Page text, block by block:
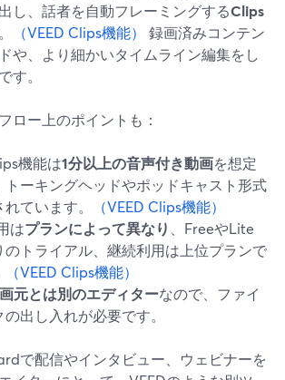
し、話者を自動フレーミングするClips
（VEED Clips機能）
録画済みコンテン
や、より細かいタイムライン編集をし
す。
ロー上のポイントも：
機能は1分以上の音声付き動画を想定
トーキングヘッドやポッドキャスト形式
ています。
（VEED Clips機能）
はプランによって異なり
、FreeやLite
のトライアル、継続利用は上位プランで
（VEED Clips機能）
元とは別のエディターなので、ファイ
出し入れが必要です。
で配信やインタビュー、ウェビナーを